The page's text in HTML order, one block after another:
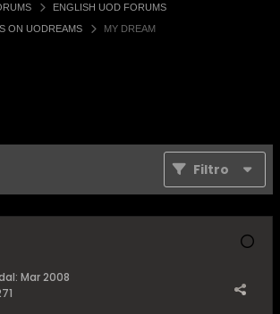
ENGLISH UOD FORUMS
ON UODREAMS
MY DREAM
Filtro
Mar 2008